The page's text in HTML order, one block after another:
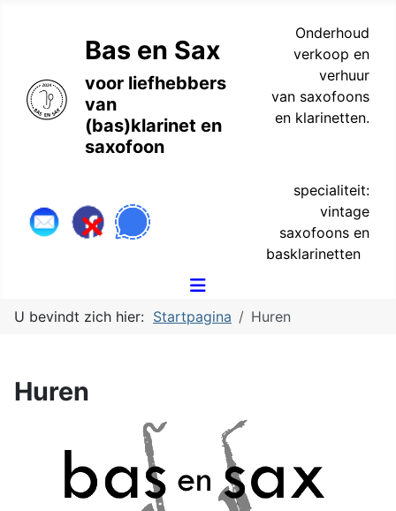
Bas en Sax
voor liefhebbers
van
(bas)klarinet en
saxofoon
Onderhoud
verkoop en
verhuur
van saxofoons
en klarinetten.
specialiteit:
vintage
saxofoons en
basklarinetten
U bevindt zich hier: Startpagina Huren
Huren